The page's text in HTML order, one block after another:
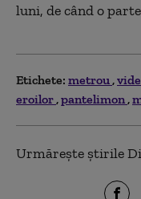
luni, de când o
Etichete: metrou
eroilor pantelimon
Urmărește știrile